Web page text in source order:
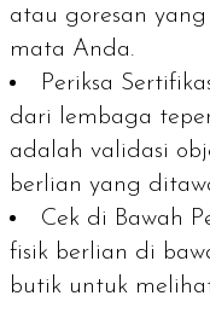
atau goresan
mata Anda.
Periksa
dari lembaga
adalah validasi
berlian yang
Cek di Bawah
fisik berlian di
butik untuk